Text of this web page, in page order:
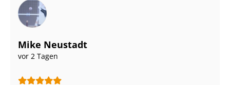
Mike Neustadt
vor 2 Tagen